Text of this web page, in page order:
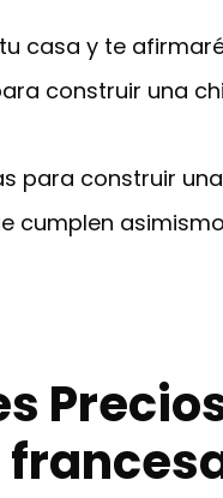
casa y te
construir una
para construir
cumplen